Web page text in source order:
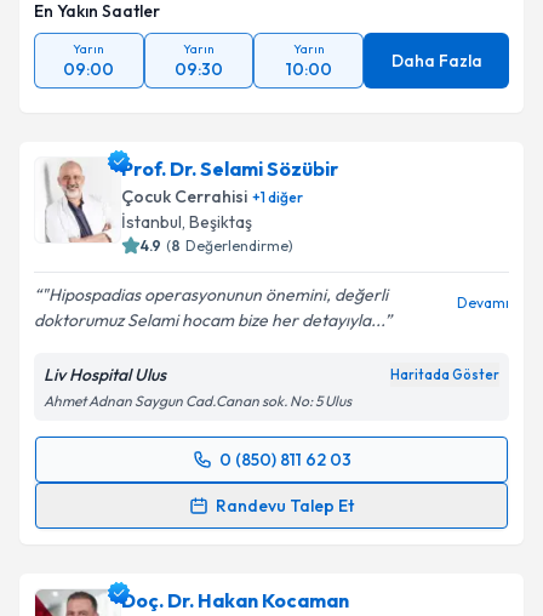
En Yakın Saatler
Yarın
09:00
Yarın
09:30
Yarın
10:00 Daha Fazla
Prof. Dr. Selami Sözübir
Çocuk Cerrahisi +1diğer
İstanbul, Beşiktaş
4.9 (8 Değerlendirme)
"Hipospadias operasyonunun önemini, değerli
doktorumuz Selami hocam bize her detayıyla...
Devamı
Liv Hospital Ulus Haritada Göster
Ahmet Adnan Saygun Cad.Canan sok. No: 5 Ulus
0 (850) 811 62 03
Randevu Talep Et
Randevu Takvimi Talebi
takvim hazırlandığında e-posta ile bilgilendireceğiz.
Doç. Dr. Hakan Kocaman